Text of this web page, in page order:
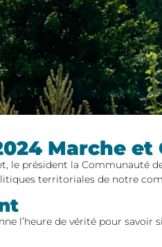
Marche
le président la
territoriales de notre
l’heure de vérité pour